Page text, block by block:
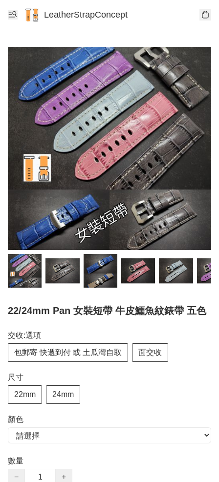
LeatherStrapConcept
22/24mm Pan 女裝短帶 牛皮鱷魚紋錶帶 五色
交收:選項
包郵寄 快遞到付 或 土瓜灣自取 面交收
尺寸
22mm 24mm
顏色
數量
−
+